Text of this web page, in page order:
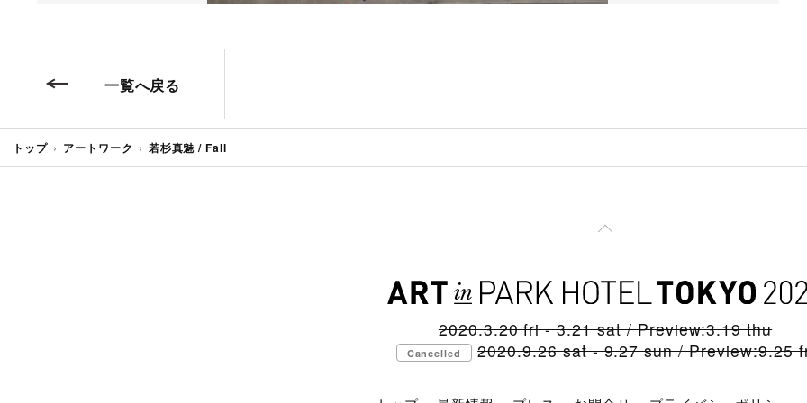
一覧へ戻る
トップ アートワーク 若杉真魅 / Fall
2020.3.20 fri - 3.21 sat / Preview:3.19 thu
Cancelled 2020.9.26 sat - 9.27 sun / Preview:9.25